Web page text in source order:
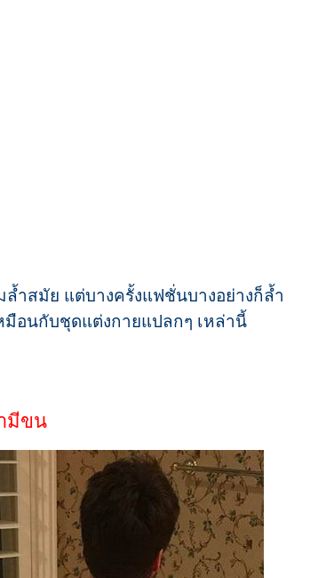
ำสมัย แต่บางครั้งแฟชั่นบางอย่างก็ล้ำ
อนกับชุดแต่งกายแปลกๆ เหล่านี้
มีขน